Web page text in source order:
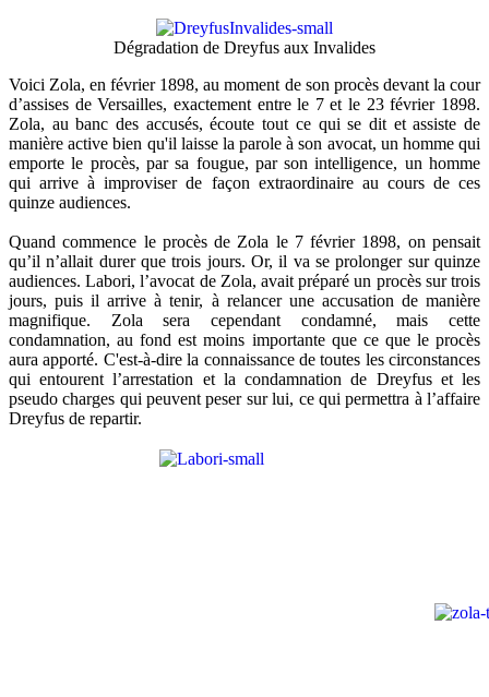
Dégradation de Dreyfus aux Invalides
Voici Zola, en février 1898, au moment de son procès devant la cour
d’assises de Versailles, exactement entre le 7 et le 23 février 1898.
Zola, au banc des accusés, écoute tout ce qui se dit et assiste de
manière active bien qu'il laisse la parole à son avocat, un homme qui
emporte le procès, par sa fougue, par son intelligence, un homme
qui arrive à improviser de façon extraordinaire au cours de ces
quinze audiences.
Quand commence le procès de Zola le 7 février 1898, on pensait
qu’il n’allait durer que trois jours. Or, il va se prolonger sur quinze
audiences. Labori, l’avocat de Zola, avait préparé un procès sur trois
jours, puis il arrive à tenir, à relancer une accusation de manière
magnifique. Zola sera cependant condamné, mais cette
condamnation, au fond est moins importante que ce que le procès
aura apporté. C'est-à-dire la connaissance de toutes les circonstances
qui entourent l’arrestation et la condamnation de Dreyfus et les
pseudo charges qui peuvent peser sur lui, ce qui permettra à l’affaire
Dreyfus de repartir.